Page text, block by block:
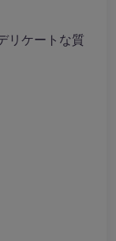
リケートな質